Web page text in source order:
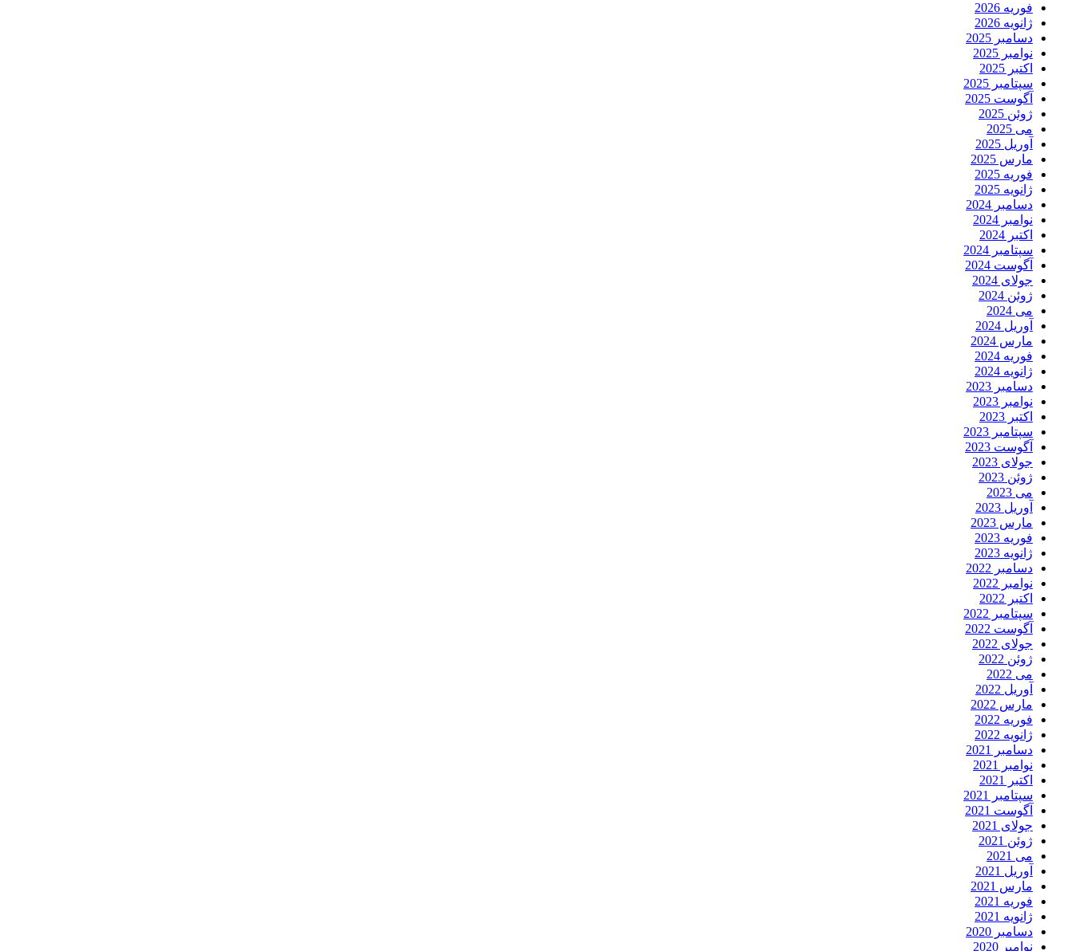
فوریه 2026
ژانویه 2026
دسامبر 2025
نوامبر 2025
اکتبر 2025
سپتامبر 2025
آگوست 2025
ژوئن 2025
می 2025
آوریل 2025
مارس 2025
فوریه 2025
ژانویه 2025
دسامبر 2024
نوامبر 2024
اکتبر 2024
سپتامبر 2024
آگوست 2024
جولای 2024
ژوئن 2024
می 2024
آوریل 2024
مارس 2024
فوریه 2024
ژانویه 2024
دسامبر 2023
نوامبر 2023
اکتبر 2023
سپتامبر 2023
آگوست 2023
جولای 2023
ژوئن 2023
می 2023
آوریل 2023
مارس 2023
فوریه 2023
ژانویه 2023
دسامبر 2022
نوامبر 2022
اکتبر 2022
سپتامبر 2022
آگوست 2022
جولای 2022
ژوئن 2022
می 2022
آوریل 2022
مارس 2022
فوریه 2022
ژانویه 2022
دسامبر 2021
نوامبر 2021
اکتبر 2021
سپتامبر 2021
آگوست 2021
جولای 2021
ژوئن 2021
می 2021
آوریل 2021
مارس 2021
فوریه 2021
ژانویه 2021
دسامبر 2020
نوامبر 2020